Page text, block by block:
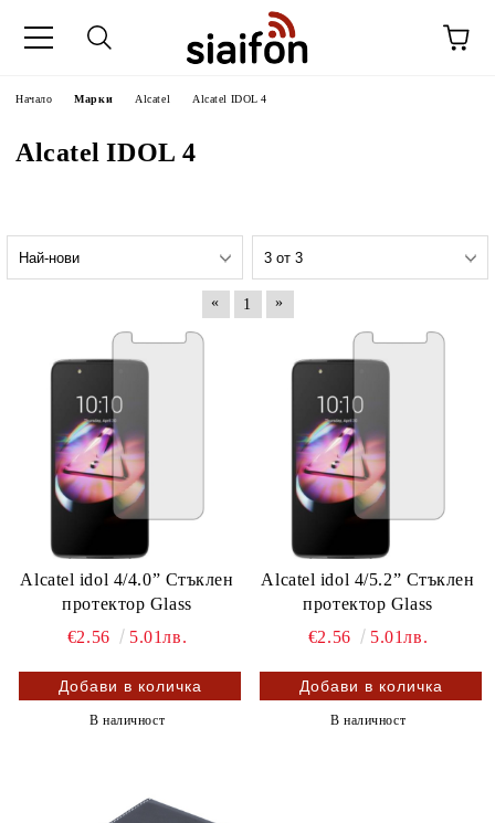
Начало Марки Alcatel Alcatel IDOL 4
Alcatel IDOL 4
« 1 »
Alcatel idol 4/4.0” Стъклен
протектор Glass
€2.56
5.01лв.
В наличност
Alcatel idol 4/5.2” Стъклен
протектор Glass
€2.56
5.01лв.
В наличност